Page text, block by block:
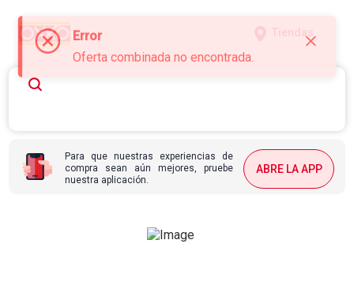
Error
Oferta combinada no encontrada.
Tiendas
Para que nuestras experiencias de
compra sean aún mejores, pruebe
nuestra aplicación.
ABRE LA APP